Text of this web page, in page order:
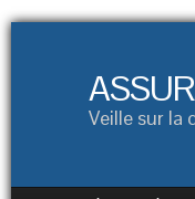
Veille sur la